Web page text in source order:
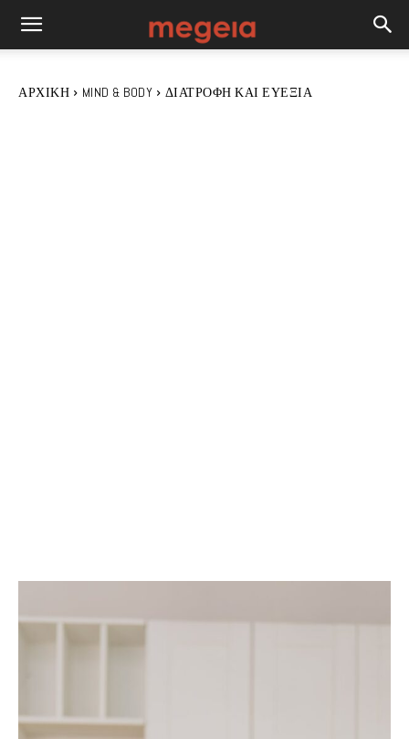
ΑΡΧΙΚΉ MIND & BODY ΔΙΑΤΡΟΦΉ ΚΑΙ ΕΥΕΞΊΑ